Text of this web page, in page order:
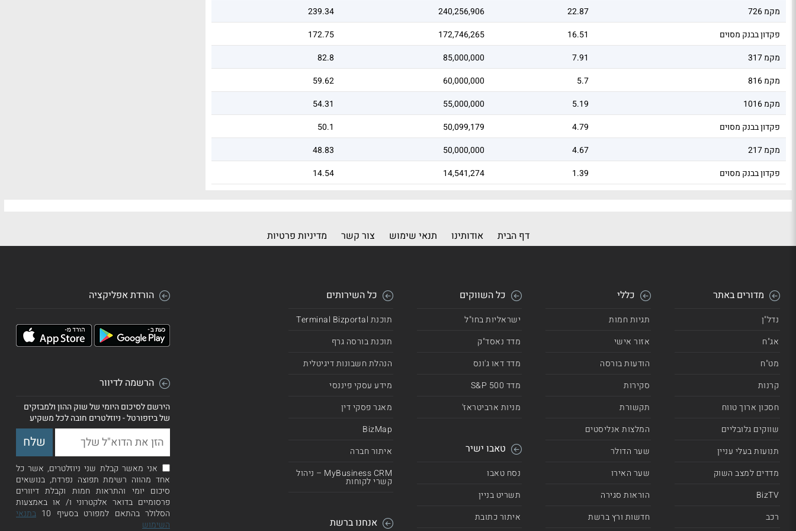
מקמ 726
22.87
240,256,906
239.34
פקדון בבנק מסוים
16.51
172,746,265
172.75
מקמ 317
7.91
85,000,000
82.8
מקמ 816
5.7
60,000,000
59.62
מקמ 1016
5.19
55,000,000
54.31
פקדון בבנק מסוים
4.79
50,099,179
50.1
מקמ 217
4.67
50,000,000
48.83
פקדון בבנק מסוים
1.39
14,541,274
14.54
דף הבית אודותינו תנאי שימוש צור קשר מדיניות פרטיות
מדורים באתר
נדל"ן
אג"ח
מט"ח
קרנות
חסכון ארוך טווח
שווקים גלובליים
תנועות בעלי עניין
מדדים למצב השוק
BizTV
רכב
כללי
תגיות חמות
אזור אישי
הודעות בורסה
סקירות
תקשורת
המלצות אנליסטים
שער הדולר
שער האירו
הוראות סגירה
חדשות ורץ ברשת
כל השווקים
ישראליות בחו"ל
מדד נאסד"ק
מדד דאו ג'ונס
מדד 500 S&P
מניות ארביטראז'
טאבו ישיר
נסח טאבו
תשריט בניין
איתור כתובת
כל השירותים
תוכנת Terminal Bizportal
תוכנת בורסה גרף
הנהלת חשבונות דיגיטלית
מידע עסקי פיננסי
מאגר פסקי דין
BizMap
איתור חברה
MyBusiness CRM – ניהול
קשרי לקוחות
אנחנו ברשת
הורדת אפליקציה
הרשמה לדיוור
הירשם לסיכום היומי של שוק ההון ולמבזקים
של ביזפורטל - ניוזלטרים חובה לכל משקיע
אני מאשר קבלת שני ניוזלטרים, אשר כל
אחד מהווה רשימת תפוצה נפרדת, בנושאים
סיכום יומי והתראות חמות וקבלת דיוורים
פרסומיים בדואר אלקטרוני ו/ או באמצעות
הסלולר בהתאם למפורט בסעיף 10
בתנאי
השימוש